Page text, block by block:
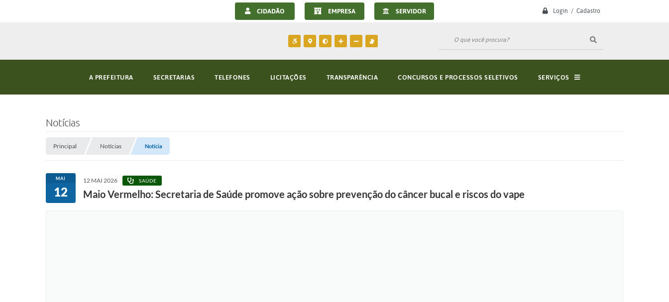
Login / Cadastro
CIDADÃO EMPRESA SERVIDOR
A PREFEITURA SECRETARIAS TELEFONES LICITAÇÕES TRANSPARÊNCIA CONCURSOS E PROCESSOS SELETIVOS SERVIÇOS
Notícias
Principal Notícias Notícia
MAI
12
12 MAI 2026 SAÚDE
Maio Vermelho: Secretaria de Saúde promove ação sobre prevenção do câncer bucal e riscos do vape